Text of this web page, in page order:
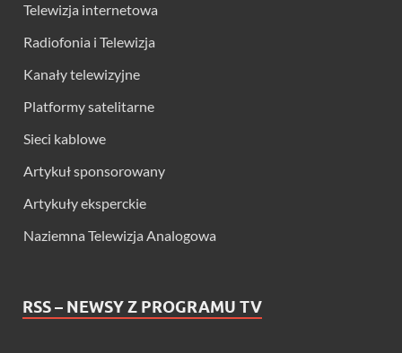
Telewizja internetowa
Radiofonia i Telewizja
Kanały telewizyjne
Platformy satelitarne
Sieci kablowe
Artykuł sponsorowany
Artykuły eksperckie
Naziemna Telewizja Analogowa
RSS – NEWSY Z PROGRAMU TV